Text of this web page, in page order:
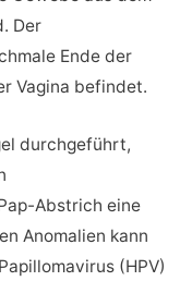
Der
Ende der
Vagina befindet.
durchgeführt,
Abstrich eine
Anomalien kann
(HPV)